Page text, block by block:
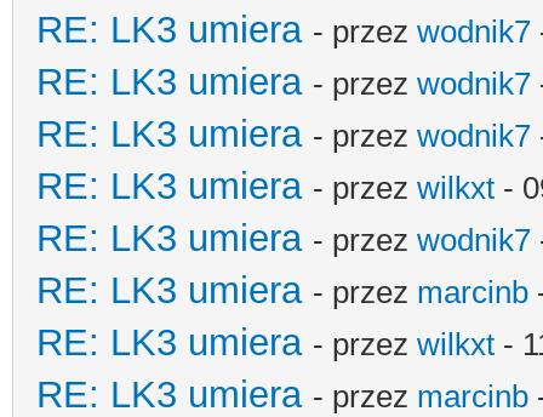
RE: LK3 umiera - przez wodnik7
RE: LK3 umiera - przez wodnik7
RE: LK3 umiera - przez wodnik7
RE: LK3 umiera - przez wilkxt -
RE: LK3 umiera - przez wodnik7
RE: LK3 umiera - przez marcinb
RE: LK3 umiera - przez wilkxt -
RE: LK3 umiera - przez marcinb